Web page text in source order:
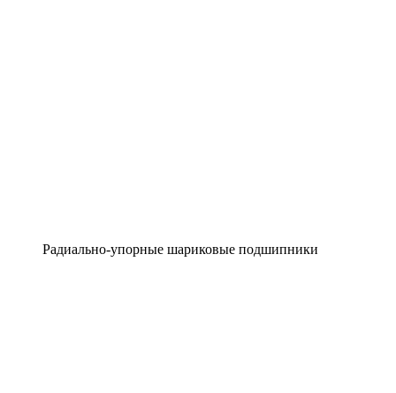
Радиально-упорные шариковые подшипники